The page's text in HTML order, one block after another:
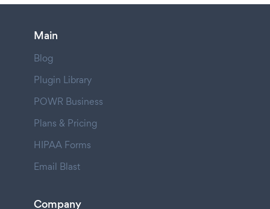
Main
Blog
Plugin Library
POWR Business
Plans & Pricing
HIPAA Forms
Email Blast
Company